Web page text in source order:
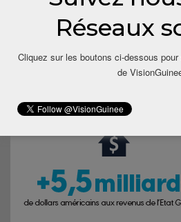
Réseaux
Cliquez sur les boutons ci-dessous
de